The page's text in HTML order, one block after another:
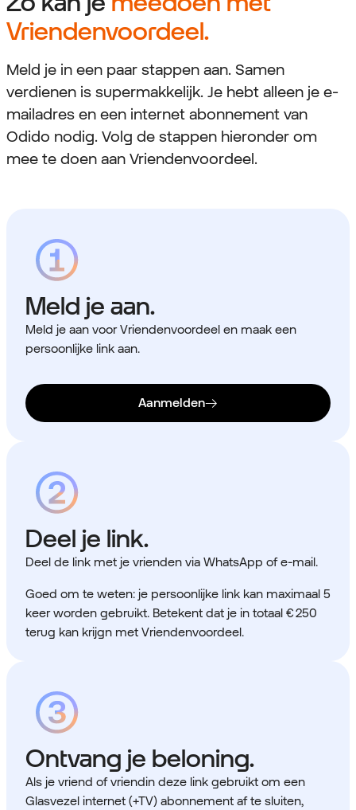
Vriendenvoordeel.
Meld je in een paar stappen aan. Samen
verdienen is supermakkelijk. Je hebt alleen je e-
mailadres en een internet abonnement van
Odido nodig. Volg de stappen hieronder om
mee te doen aan Vriendenvoordeel.
Meld je aan.
Meld je aan voor Vriendenvoordeel en maak een
persoonlijke link aan.
Aanmelden
Deel je link.
Deel de link met je vrienden via WhatsApp of e-mail.
Goed om te weten: je persoonlijke link kan maximaal 5
keer worden gebruikt. Betekent dat je in totaal € 250
terug kan krijgn met Vriendenvoordeel.
Ontvang je beloning.
Als je vriend of vriendin deze link gebruikt om een
Glasvezel internet (+TV) abonnement af te sluiten,